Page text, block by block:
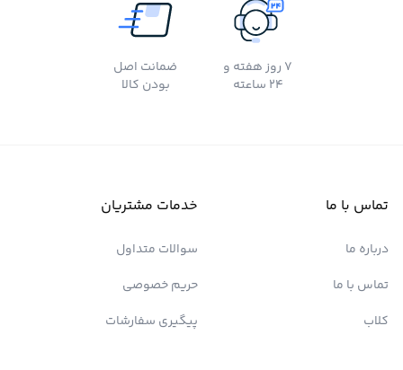
7 روز هفته و
24 ساعته
ضمانت اصل
بودن کالا
تماس با ما
درباره ما
تماس با ما
کلاب
خدمات مشتریان
سوالات متداول
حریم خصوصی
پیگیری سفارشات